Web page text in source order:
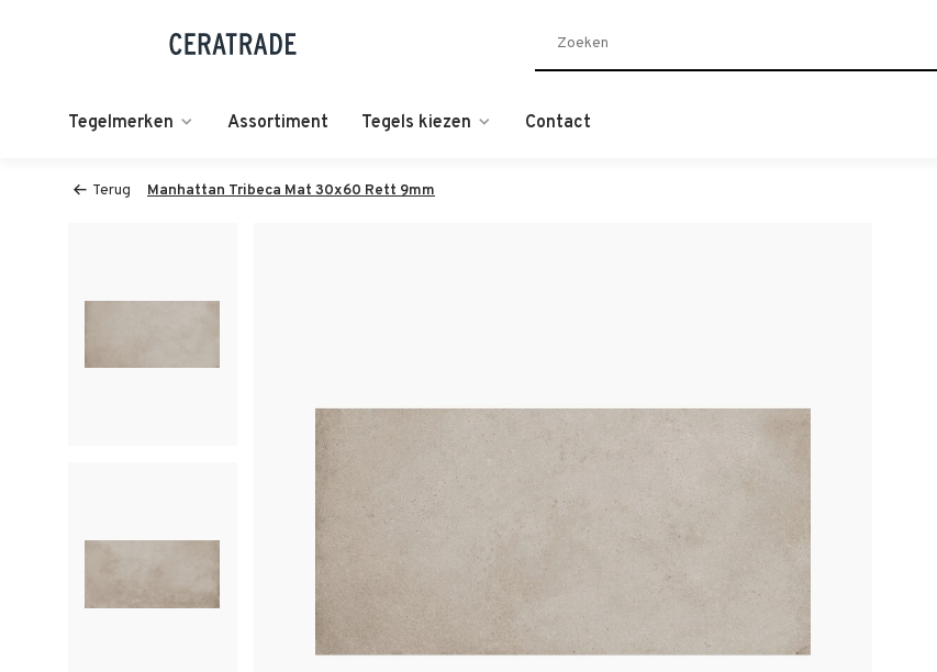
Tegelmerken Assortiment Tegels kiezen Contact
Terug Manhattan Tribeca Mat 30x60 Rett 9mm